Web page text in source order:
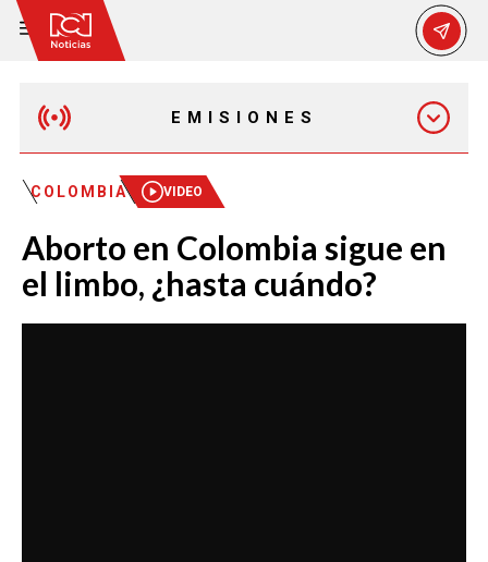
EMISIONES
EMISIÓN 12:30 PM
EMISIÓN 7:00 PM
COLOMBIA VIDEO
Aborto en Colombia sigue en
el limbo, ¿hasta cuándo?